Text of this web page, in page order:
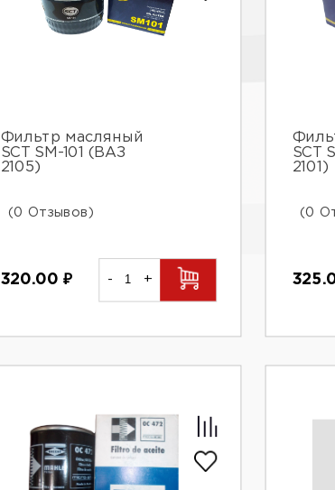
Фильтр масляный
SCT SM-101 (ВАЗ
2105)
(0 Отзывов)
320.00 ₽ - +
SCT
2101)
(0